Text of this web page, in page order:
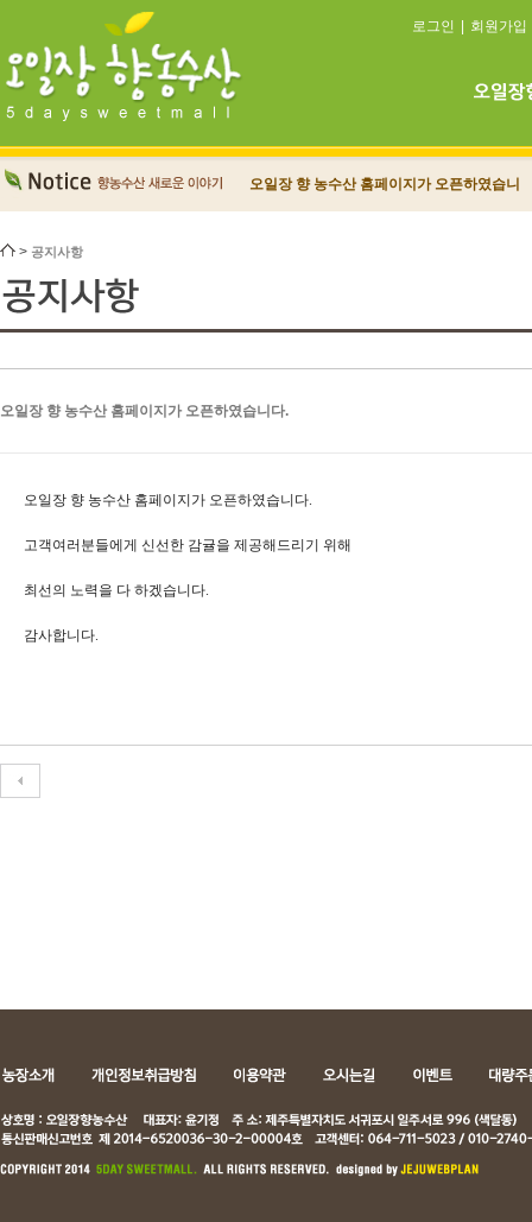
로그인 회원가입
오일장 향 농수산 홈페이지가 오픈하였습니
> 공지사항
오일장 향 농수산 홈페이지가 오픈하였습니다.
오일장 향 농수산 홈페이지가 오픈하였습니다.
고객여러분들에게 신선한 감귤을 제공해드리기 위해
최선의 노력을 다 하겠습니다.
감사합니다.